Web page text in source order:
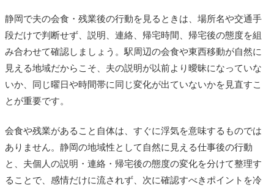
静岡で夫の会食・残業後の行動を見るときは、場所名や交通手
段だけで判断せず、説明、連絡、帰宅時間、帰宅後の態度を組
み合わせて確認しましょう。駅周辺の会食や東西移動が自然に
見える地域だからこそ、夫の説明が以前より曖昧になっていな
いか、同じ曜日や時間帯に同じ変化が出ていないかを見直すこ
とが重要です。
会食や残業があること自体は、すぐに浮気を意味するものでは
ありません。静岡の地域性として自然に見える仕事後の行動
と、夫個人の説明・連絡・帰宅後の態度の変化を分けて整理す
ることで、感情だけに流されず、次に確認すべきポイントを冷